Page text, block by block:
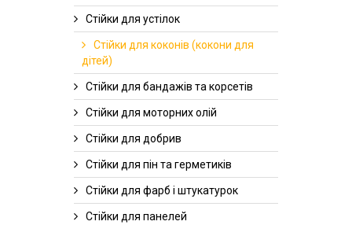
Стійки для устілок
Стійки для коконів (кокони для
дітей)
Стійки для бандажів та корсетів
Стійки для моторних олій
Стійки для добрив
Стійки для пін та герметиків
Стійки для фарб і штукатурок
Стійки для панелей